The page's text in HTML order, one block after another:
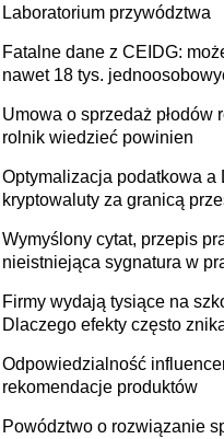
Laboratorium przywództwa
Fatalne dane z CEIDG:
nawet 18 tys.
Umowa o sprzedaż płodów
rolnik wiedzieć powinien
Optymalizacja podatkowa a
kryptowaluty za granicą
Wymyślony cytat, przepis
nieistniejąca sygnatura w
firmie
Firmy wydają tysiące na
Dlaczego efekty często
Odpowiedzialność
rekomendacje produktów
Powództwo o rozwiązanie